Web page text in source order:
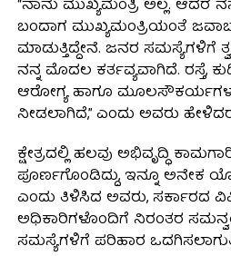
“ನಾನು ಮುಖ್ಯಮಂತ್ರಿ ಅಲ್ಲ. ಆದರೆ
ಬಂದಾಗ ಮುಖ್ಯಮಂತ್ರಿಯಂತೆ
ಮಾಡುತ್ತಿದ್ದೇನೆ. ಜನರ ಸಮಸ್ಯೆಗಳಿಗೆ
ನನ್ನ ಮೊದಲ ಕರ್ತವ್ಯವಾಗಿದೆ. ರಸ್ತೆ,
ಆರೋಗ್ಯ ಹಾಗೂ ಮೂಲಸೌಕರ್ಯಗಳ
ನೀಡಲಾಗಿದೆ,” ಎಂದು ಅವರು
ಕ್ಷೇತ್ರದಲ್ಲಿ ಹಲವು ಅಭಿವೃದ್ಧಿ
ಪೂರ್ಣಗೊಂಡಿದ್ದು, ಇನ್ನೂ ಅನೇಕ
ಎಂದು ತಿಳಿಸಿದ ಅವರು, ಸರ್ಕಾರದ
ಅಧಿಕಾರಿಗಳೊಂದಿಗೆ ನಿರಂತರ
ಸಮಸ್ಯೆಗಳಿಗೆ ಪರಿಹಾರ